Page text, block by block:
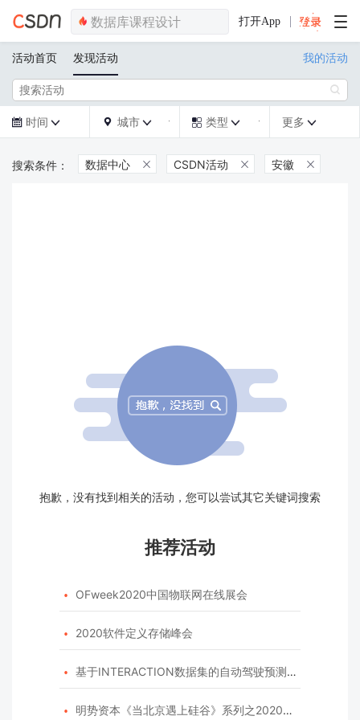
打开App
活动首页 发现活动 我的活动

 时间   城市   类型  更多 
数据中心  CSDN活动  安徽 
抱歉，没有找到相关的活动，您可以尝试其它关键词搜索
推荐活动
 OFweek2020中国物联网在线展会
 2020软件定义存储峰会
 基于INTERACTION数据集的自动驾驶预测模型挑战赛
 明势资本《当北京遇上硅谷》系列之2020年度开源峰会